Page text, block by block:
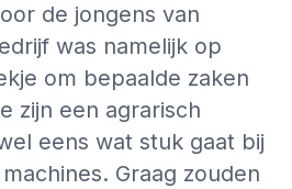
de jongens van
was namelijk op
om bepaalde zaken
zijn een agrarisch
eens wat stuk gaat bij
Graag zouden